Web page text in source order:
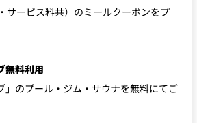
サービス料共）のミールクーポンをプ
無料利用
」のプール・ジム・サウナを無料にてご